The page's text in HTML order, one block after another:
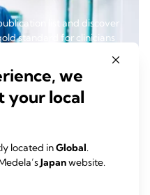
list and discover
standard for clinicians
む
we
your local
located inGlobal.
Japanwebsite.